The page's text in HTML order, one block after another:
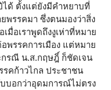
ได้ ตั้งแต่ยังมีคำหยาบที่
พรรคมา ซึ่งตนมองว่าสิ่ง
อเราพูดถึงงูเห่าที่หมาย
พรรคการเมือง แต่หมาย
กรณี น.ส.กฤษฎิ์ ก็ชัดเจน
รคก้าวไกล ประชาชน
บบอกว่าอุดมการณ์ไม่ตรง